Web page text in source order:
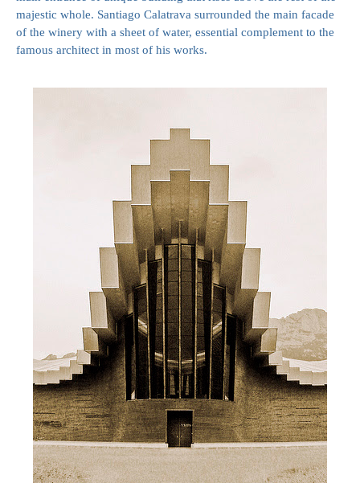
majestic whole. Santiago Calatrava surrounded the main facade
of the winery with a sheet of water, essential complement to the
famous architect in most of his works.